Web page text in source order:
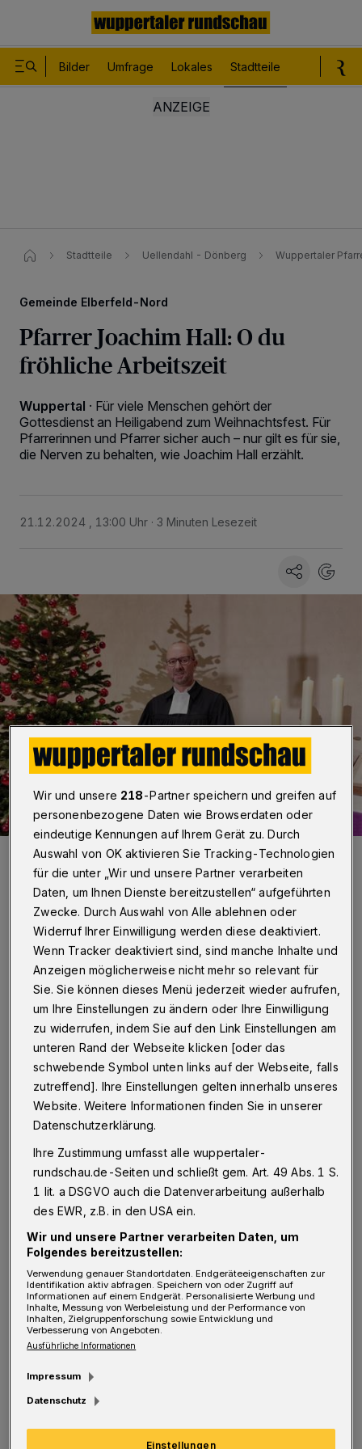
Bilder Umfrage Lokales Stadtteile
Stadtteile Uellendahl - Dönberg Wuppertaler
Gemeinde Elberfeld-Nord
Pfarrer Joachim Hall: O du
fröhliche Arbeitszeit
Wuppertal · Für viele Menschen gehört der
Gottesdienst an Heiligabend zum Weihnachtsfest. Für
Pfarrerinnen und Pfarrer sicher auch – nur gilt es für sie,
die Nerven zu behalten, wie Joachim Hall erzählt.
21.12.2024 , 13:00 Uhr 3 Minuten Lesezeit
Pfarrer Joachim Hall.
Foto: Joachim Hall
Von Sabine Damaschke
A ls Joachim Hall vor rund 20 Jahren
Gemeindepfarrer wurde, plagte ihn kurz
vor Weihnachten immer wieder ein Traum:
„Ich kam zum Heiligabend-Gottesdienst in
eine halb leere Kirche und wunderte mich,
entdeckte ich auch noch, dass ich meine
Tasche mit dem Predigtmanuskript vergessen
hatte.“
Der Albtraum schlechthin für einen Pfarrer,
denn in keiner Zeit des Jahres sind die Kirchen
gewöhnlich so voll wie an Weihnachten. Und
selten sind die Erwartungen an einen rundum
schönen und ermutigenden Gottesdienst mit
einer guten Predigt so hoch. „Auch heute noch
stehe ich vor den Weihnachtsgottesdiensten
unter einer gewissen Spannung, aber das
Wir und unsere 218-Partner speichern und greifen auf
personenbezogene Daten wie Browserdaten oder
eindeutige Kennungen auf Ihrem Gerät zu. Durch
Auswahl von OK aktivieren Sie Tracking-Technologien
für die unter „Wir und unsere Partner verarbeiten
Daten, um Ihnen Dienste bereitzustellen“ aufgeführten
Zwecke. Durch Auswahl von Alle ablehnen oder
Widerruf Ihrer Einwilligung werden diese deaktiviert.
Wenn Tracker deaktiviert sind, sind manche Inhalte und
Anzeigen möglicherweise nicht mehr so relevant für
Sie. Sie können dieses Menü jederzeit wieder aufrufen,
um Ihre Einstellungen zu ändern oder Ihre Einwilligung
zu widerrufen, indem Sie auf den Link Einstellungen am
unteren Rand der Webseite klicken [oder das
schwebende Symbol unten links auf der Webseite, falls
zutreffend]. Ihre Einstellungen gelten innerhalb unseres
Website. Weitere Informationen finden Sie in unserer
Datenschutzerklärung.
Ihre Zustimmung umfasst alle wuppertaler-
rundschau.de-Seiten und schließt gem. Art. 49 Abs. 1 S.
1 lit. a DSGVO auch die Datenverarbeitung außerhalb
des EWR, z.B. in den USA ein.
Wir und unsere Partner verarbeiten Daten, um
Folgendes bereitzustellen:
Verwendung genauer Standortdaten. Endgeräteeigenschaften zur
Identifikation aktiv abfragen. Speichern von oder Zugriff auf
Informationen auf einem Endgerät. Personalisierte Werbung und
Inhalte, Messung von Werbeleistung und der Performance von
Inhalten, Zielgruppenforschung sowie Entwicklung und
Verbesserung von Angeboten.
Ausführliche Informationen
Impressum
Datenschutz
Einstellungen